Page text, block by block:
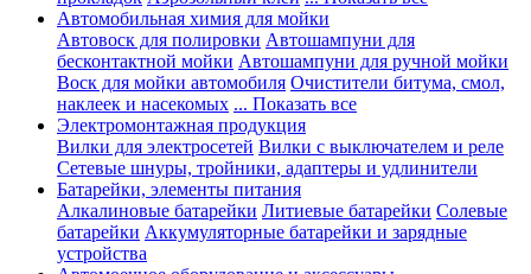
Автомобильная химия для мойки
Автовоск для полировки Автошампуни для
бесконтактной мойки Автошампуни для ручной мойки
Воск для мойки автомобиля Очистители битума, смол,
наклеек и насекомых ... Показать все
Электромонтажная продукция
Вилки для электросетей Вилки с выключателем и реле
Сетевые шнуры, тройники, адаптеры и удлинители
Батарейки, элементы питания
Алкалиновые батарейки Литиевые батарейки Солевые
батарейки Аккумуляторные батарейки и зарядные
устройства